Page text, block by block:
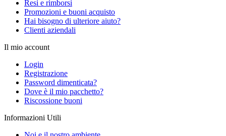
Resi e rimborsi
Promozioni e buoni acquisto
Hai bisogno di ulteriore aiuto?
Clienti aziendali
Il mio account
Login
Registrazione
Password dimenticata?
Dove è il mio pacchetto?
Riscossione buoni
Informazioni Utili